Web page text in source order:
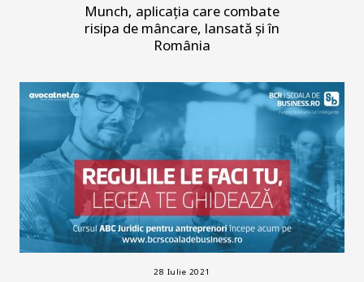
Munch, aplicația care combate
risipa de mâncare, lansată și în
România
28 Iulie 2021